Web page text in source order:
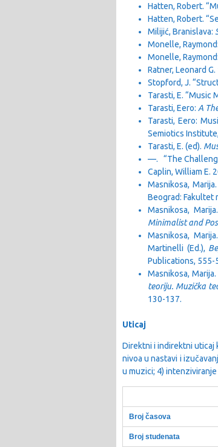
Hatten, Robert.
Hatten, Robert.
Milijić, Branislava:
Monelle, Raymond:
Monelle, Raymond:
Ratner, Leonard G.
Stopford, J.
Tarasti, E. “Music
Tarasti, Eero: A
Tarasti, Eero:
Semiotics
Tarasti, E. (ed).
—. “The
Caplin, William E.
Masnikosa,
Beograd: Fakultet
Masnikosa,
Minimalist and
Masnikosa,
Martinelli (Ed.),
Publications, 555-
Masnikosa,
teoriju. Muzička
130-137.
Uticaj
Direktni i indirektni uticaj
nivoa u nastavi i
u muzici; 4)
Broj časova
Broj studenata